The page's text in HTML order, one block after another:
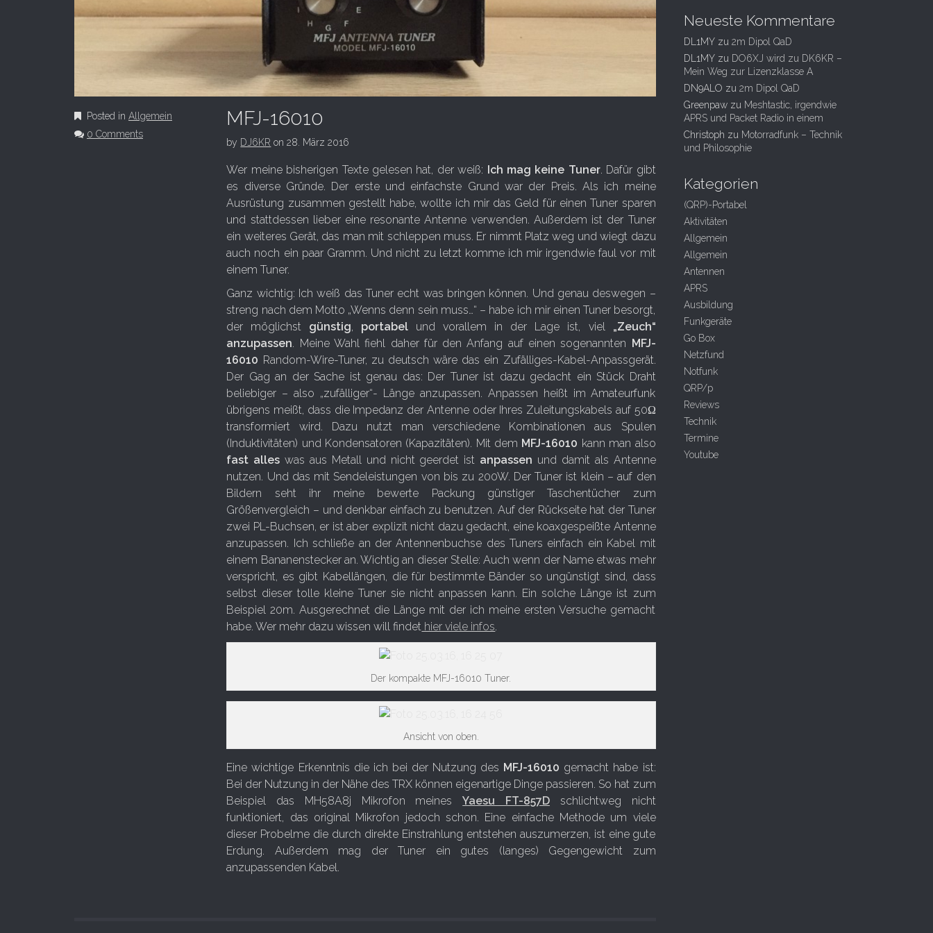
Posted in Allgemein
0 Comments
MFJ-16010
by DJ6KR on28. März 2016
Wer meine bisherigen Texte gelesen hat, der weiß: Ich mag keine Tuner. Dafür gibt
es diverse Gründe. Der erste und einfachste Grund war der Preis. Als ich meine
Ausrüstung zusammen gestellt habe, wollte ich mir das Geld für einen Tuner sparen
und stattdessen lieber eine resonante Antenne verwenden. Außerdem ist der Tuner
ein weiteres Gerät, das man mit schleppen muss. Er nimmt Platz weg und wiegt dazu
auch noch ein paar Gramm. Und nicht zu letzt komme ich mir irgendwie faul vor mit
einem Tuner.
Ganz wichtig: Ich weiß das Tuner echt was bringen können. Und genau deswegen –
streng nach dem Motto „Wenns denn sein muss…“ – habe ich mir einen Tuner besorgt,
der möglichst günstig portabel und vorallem in der Lage ist, viel „Zeuch“
anzupassen . Meine Wahl fiehl daher für den Anfang auf einen sogenannten MFJ-
16010 Random-Wire-Tuner, zu deutsch wäre das ein Zufälliges-Kabel-Anpassgerät.
Der Gag an der Sache ist genau das: Der Tuner ist dazu gedacht ein Stück Draht
beliebiger – also „zufälliger“- Länge anzupassen. Anpassen heißt im Amateurfunk
übrigens meißt, dass die Impedanz der Antenne oder Ihres Zuleitungskabels auf 50Ω
transformiert wird. Dazu nutzt man verschiedene Kombinationen aus Spulen
(Induktivitäten) und Kondensatoren (Kapazitäten). Mit dem MFJ-16010 kann man also
fast alles was aus Metall und nicht geerdet ist anpassen und damit als Antenne
nutzen. Und das mit Sendeleistungen von bis zu 200W. Der Tuner ist klein – auf den
Bildern seht ihr meine bewerte Packung günstiger Taschentücher zum
Größenvergleich – und denkbar einfach zu benutzen. Auf der Rückseite hat der Tuner
zwei PL-Buchsen, er ist aber explizit nicht dazu gedacht, eine koaxgespeißte Antenne
anzupassen. Ich schließe an der Antennenbuchse des Tuners einfach ein Kabel mit
einem Bananenstecker an. Wichtig an dieser Stelle: Auch wenn der Name etwas mehr
verspricht, es gibt Kabellängen, die für bestimmte Bänder so ungünstigt sind, dass
selbst dieser tolle kleine Tuner sie nicht anpassen kann. Ein solche Länge ist zum
Beispiel 20m. Ausgerechnet die Länge mit der ich meine ersten Versuche gemacht
habe. Wer mehr dazu wissen will findet hier viele infos
Der kompakte MFJ-16010 Tuner.
Ansicht von oben.
Eine wichtige Erkenntnis die ich bei der Nutzung des MFJ-16010 gemacht habe ist:
Bei der Nutzung in der Nähe des TRX können eigenartige Dinge passieren. So hat zum
Beispiel das MH58A8j Mikrofon meinesYaesu FT-857Dschlichtweg nicht
funktioniert, das original Mikrofon jedoch schon. Eine einfache Methode um viele
dieser Probelme die durch direkte Einstrahlung entstehen auszumerzen, ist eine gute
Erdung. Außerdem mag der Tuner ein gutes (langes) Gegengewicht zum
anzupassenden Kabel.
Neueste Kommentare
DL1MYzu 2m Dipol QaD
DL1MYzu DO6XJ wird zu DK6KR –
Mein Weg zur Lizenzklasse A
DN9ALO zu 2m Dipol QaD
Greenpawzu Meshtastic, irgendwie
APRS und Packet Radio in einem
Christoph zu Motorradfunk – Technik
und Philosophie
Kategorien
(QRP)-Portabel
Aktivitäten
Allgemein
Allgemein
Antennen
APRS
Ausbildung
Funkgeräte
Go Box
Netzfund
Notfunk
QRP/p
Reviews
Technik
Termine
Youtube